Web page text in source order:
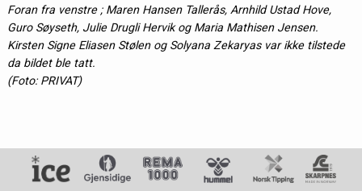
Foran fra venstre ; Maren Hansen Tallerås, Arnhild Ustad Hove,
Guro Søyseth, Julie Drugli Hervik og Maria Mathisen Jensen.
Kirsten Signe Eliasen Stølen og Solyana Zekaryas var ikke tilstede
da bildet ble tatt.
(Foto: PRIVAT)